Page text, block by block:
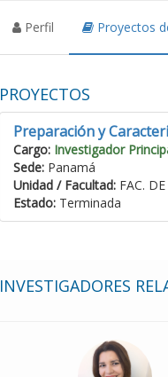
Perfil Proyectos
PROYECTOS
Preparación y
Cargo: Investigador
Sede: Panamá
Unidad / Facultad: FAC.
Estado: Terminada
INVESTIGADORES